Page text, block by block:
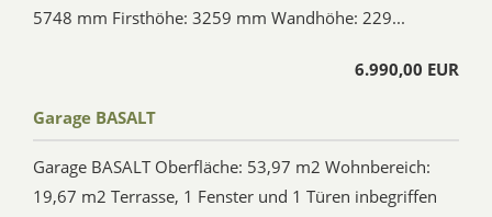
5748 mm Firsthöhe: 3259 mm Wandhöhe: 229...
6.990,00 EUR
Garage BASALT
Garage BASALT Oberfläche: 53,97 m2 Wohnbereich:
19,67 m2 Terrasse, 1 Fenster und 1 Türen inbegriffen